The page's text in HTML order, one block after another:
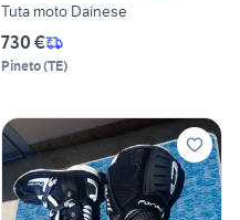
Tuta moto Dainese
730 €
Pineto(TE)